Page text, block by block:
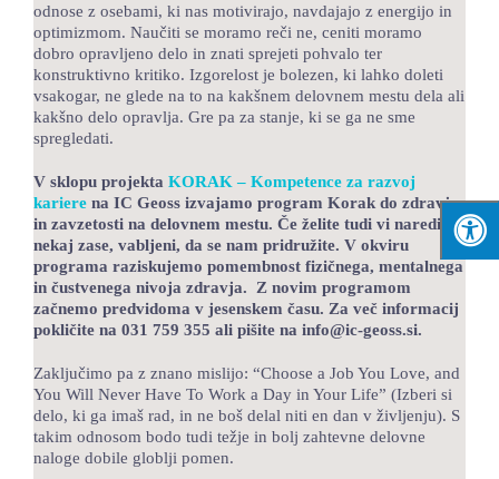
odnose z osebami, ki nas motivirajo, navdajajo z energijo in
optimizmom. Naučiti se moramo reči ne, ceniti moramo
dobro opravljeno delo in znati sprejeti pohvalo ter
konstruktivno kritiko. Izgorelost je bolezen, ki lahko doleti
vsakogar, ne glede na to na kakšnem delovnem mestu dela ali
kakšno delo opravlja. Gre pa za stanje, ki se ga ne sme
spregledati.
V sklopu projekta KORAK – Kompetence za razvoj
kariere na IC Geoss izvajamo program Korak do zdravja
in zavzetosti na delovnem mestu. Če želite tudi vi narediti
nekaj zase, vabljeni, da se nam pridružite. V okviru
programa raziskujemo pomembnost fizičnega, mentalnega
in čustvenega nivoja zdravja. Z novim programom
začnemo predvidoma v jesenskem času. Za več informacij
pokličite na 031 759 355 ali pišite na info@ic-geoss.si.
Zaključimo pa z znano mislijo: “Choose a Job You Love, and
You Will Never Have To Work a Day in Your Life” (Izberi si
delo, ki ga imaš rad, in ne boš delal niti en dan v življenju). S
takim odnosom bodo tudi težje in bolj zahtevne delovne
naloge dobile globlji pomen.